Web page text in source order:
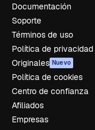
Documentación
Soporte
Términos de uso
Política de privacidad
Originales Nuevo
Política de cookies
Centro de confianza
Afiliados
Empresas